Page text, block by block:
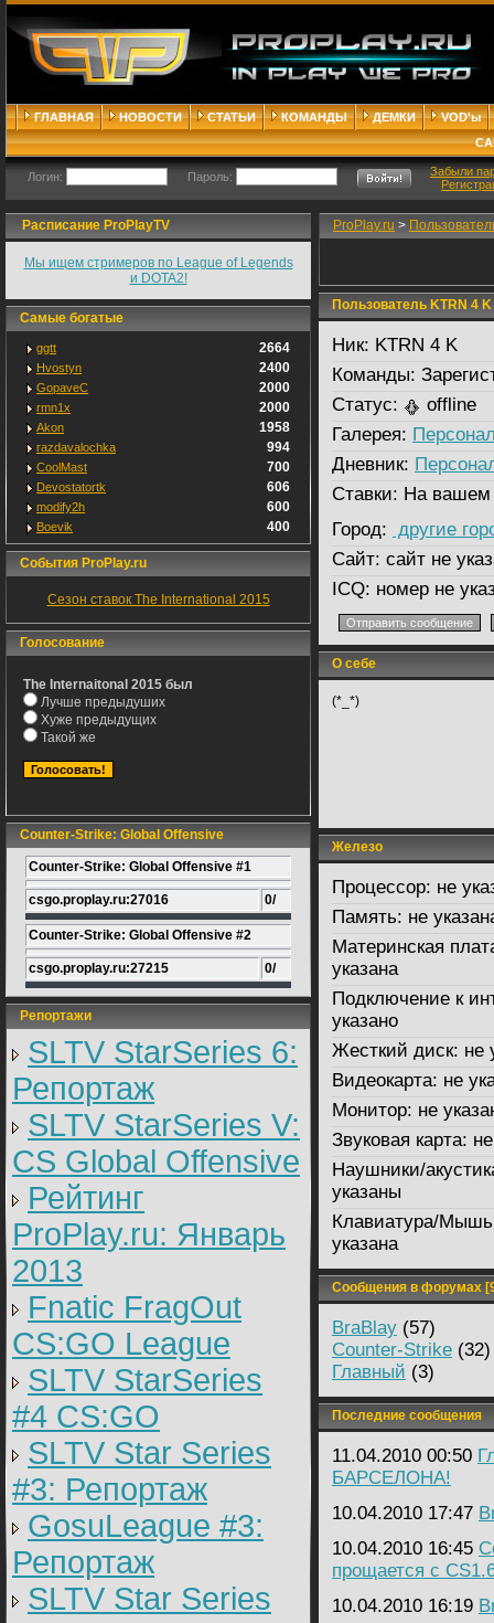
ГЛАВНАЯ НОВОСТИ СТАТЬИ КОМАНДЫ ДЕМКИ
VOD'ы
Логин: Пароль:
Забыли
Расписание ProPlayTV
Мы ищем стримеров по League of Legends
и DOTA2!
Самые богатые
ggtt 2664
Hvostyn 2400
GopaveC 2000
rmn1x 2000
Akon 1958
razdavalochka 994
CoolMast 700
Devostatortk 606
modify2h 600
Boevik 400
События ProPlay.ru
Сезон ставок The International 2015
Голосование
The Internaitonal 2015 был
Лучше предыдуших
Хуже предыдущих
Такой же
Counter-Strike: Global Offensive
Counter-Strike: Global Offensive #1
csgo.proplay.ru:27016 0/
Counter-Strike: Global Offensive #2
csgo.proplay.ru:27215 0/
Репортажи
SLTV StarSeries 6:
Репортаж
SLTV StarSeries V:
CS Global Offensive
Рейтинг
ProPlay.ru: Январь
2013
Fnatic FragOut
CS:GO League
SLTV StarSeries
#4 CS:GO
SLTV Star Series
#3: Репортаж
GosuLeague #3:
Репортаж
SLTV Star Series
ProPlay.ru >
Пользователь KTRN 4 K
Ник: KTRN 4 K
Команды:
Статус:
offline
Галерея:
Дневник:
Ставки: На вашем
Город: другие
Сайт: сайт не
ICQ: номер не
О себе
(*_*)
Железо
Процессор: не
Память: не
Материнская
указана
Подключение к
указано
Жесткий диск: не
Видеокарта: не
Монитор: не
Звуковая карта:
Наушники/
указаны
Клавиатура/
указана
Сообщения в форумах
BraBlay (57)
Counter-Strike (32)
Главный (3)
Последние сообщения
11.04.2010 00:50
БАРСЕЛОНА!
10.04.2010 17:47
10.04.2010 16:45
прощается с
10.04.2010 16:19